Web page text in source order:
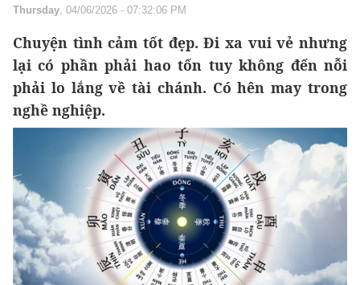
Thursday, 04/06/2026 - 07:32:06 PM
Chuyện tình cảm tốt đẹp. Đi xa vui vẻ nhưng
lại có phần phải hao tốn tuy không đến nỗi
phải lo lắng về tài chánh. Có hên may trong
nghề nghiệp.